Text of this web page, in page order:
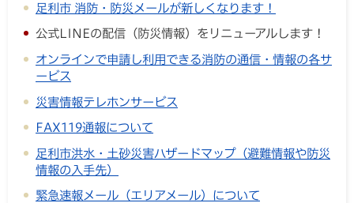
足利市 消防・防災メールが新しくなります！
公式LINEの配信（防災情報）をリニューアルします！
オンラインで申請し利用できる消防の通信・情報の各サ
ービス
災害情報テレホンサービス
FAX119通報について
足利市洪水・土砂災害ハザードマップ（避難情報や防災
情報の入手先）
緊急速報メール（エリアメール）について